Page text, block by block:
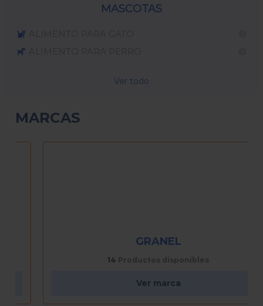
MASCOTAS
Ver todo
MARCAS
GRANEL
Productos disponibles
Ver marca